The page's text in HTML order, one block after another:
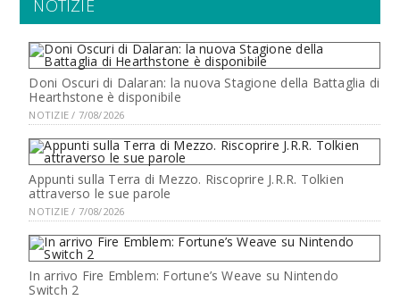
NOTIZIE
Doni Oscuri di Dalaran: la nuova Stagione della Battaglia di
Hearthstone è disponibile
NOTIZIE / 7/08/2026
Appunti sulla Terra di Mezzo. Riscoprire J.R.R. Tolkien
attraverso le sue parole
NOTIZIE / 7/08/2026
In arrivo Fire Emblem: Fortune’s Weave su Nintendo
Switch 2